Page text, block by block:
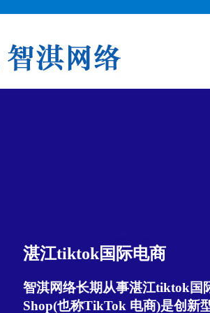
湛江tiktok国际电商
智淇网络长期从事湛江tiktok国
Shop(也称TikTok 电商)是创新